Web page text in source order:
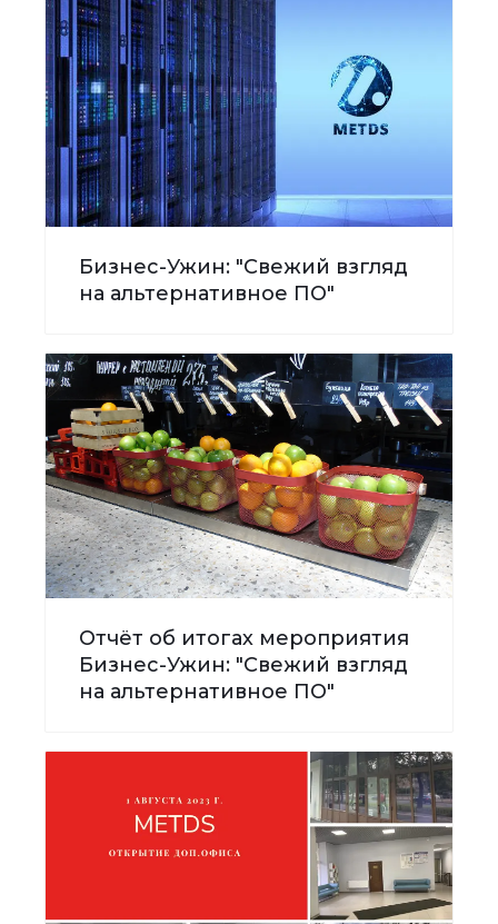
Бизнес-Ужин: "Свежий взгляд
на альтернативное ПО"
Отчёт об итогах мероприятия
Бизнес-Ужин: "Свежий взгляд
на альтернативное ПО"